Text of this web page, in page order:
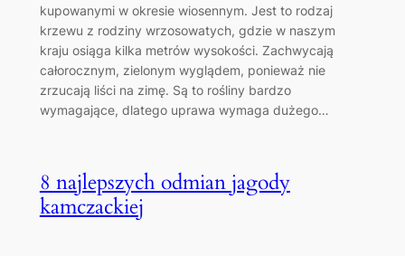
kupowanymi w okresie wiosennym. Jest to rodzaj
krzewu z rodziny wrzosowatych, gdzie w naszym
kraju osiąga kilka metrów wysokości. Zachwycają
całorocznym, zielonym wyglądem, ponieważ nie
zrzucają liści na zimę. Są to rośliny bardzo
wymagające, dlatego uprawa wymaga dużego…
8 najlepszych odmian jagody
kamczackiej